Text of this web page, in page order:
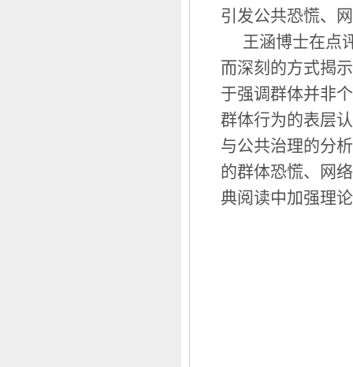
引发公共恐慌、
王涵博士在点
而深刻的方式揭
于强调群体并非
群体行为的表层
与公共治理的分
的群体恐慌、网
典阅读中加强理